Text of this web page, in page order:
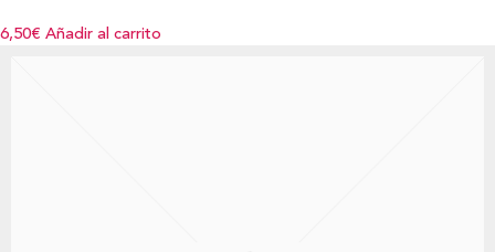
6,50€ Añadir al carrito